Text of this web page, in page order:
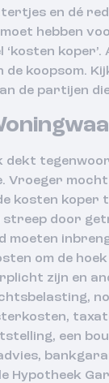
en dé
hebben
‘kosten koper’.
koopsom.
de partijen
dekt
Vroeger mocht
kosten koper
streep door
moeten
om de
zijn en
een
Hypotheek